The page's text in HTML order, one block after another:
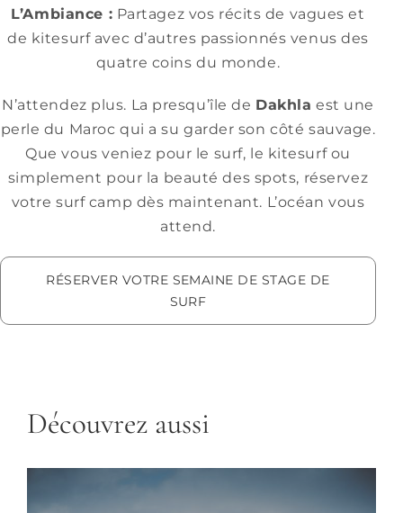
L’Ambiance : Partagez vos récits de vagues et
de kitesurfavec d’autres passionnés venus des
quatre coins du monde.
N’attendez plus. La presqu’île de Dakhla est une
perle du Maroc qui a su garder son côté sauvage.
Que vous veniez pour le surf, le kitesurf ou
simplement pour la beauté des spots, réservez
votre surf camp dès maintenant. L’océan vous
attend.
RÉSERVER VOTRE SEMAINE DE STAGE DE
SURF
Découvrez aussi